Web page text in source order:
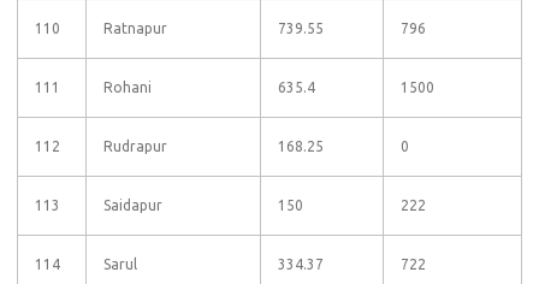
110 Ratnapur 739.55 796
111 Rohani 635.4 1500
112 Rudrapur 168.25 0
113 Saidapur 150 222
114 Sarul 334.37 722